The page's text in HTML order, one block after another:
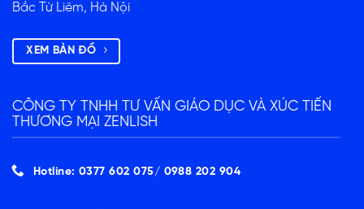
Bắc Từ Liêm, Hà Nội
XEM BẢN ĐỒ
CÔNG TY TNHH TƯ VẤN GIÁO DỤC VÀ XÚC TIẾN
THƯƠNG MẠI ZENLISH
Hotline: 0377 602 075/ ‭0988 202 904‬